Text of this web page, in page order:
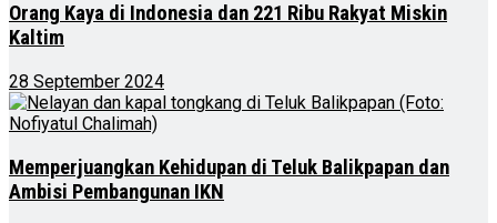
Orang Kaya di Indonesia dan 221 Ribu Rakyat Miskin
Kaltim
28 September 2024
Memperjuangkan Kehidupan di Teluk Balikpapan dan
Ambisi Pembangunan IKN